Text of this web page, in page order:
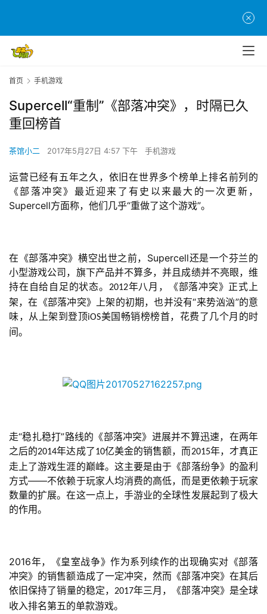
首
页
原
创
游
首页 手机游戏
Supercell“重制”《部落冲突》，时隔已久
重回榜首
茶馆小二 2017年5月27日 4:57 下午 手机游戏
运营已经有五年之久，依旧在世界多个榜单上排名前列的
《部落冲突》最近迎来了有史以来最大的一次更新，
Supercell方面称，他们几乎“重做了这个游戏”。
在《部落冲突》横空出世之前，Supercell还是一个芬兰的
小型游戏公司，旗下产品并不算多，并且成绩并不亮眼，维
持在自给自足的状态。
2012年八月，《部落冲突》正式上
架，在《部落冲突》上架的初期，也并没有“来势汹汹”的意
味，从上架到登顶iOS美国畅销榜榜首，花费了几个月的时
间。
走“稳扎稳打”路线的《部落冲突》进展并不算迅速，在两年
之后的2014年达成了10亿美金的销售额，而2015年，才真正
走上了游戏生涯的巅峰。这主要是由于《部落纷争》的盈利
方式——不依赖于玩家人均消费的高低，而是更依赖于玩家
数量的扩展。在这一点上，手游业的全球性发展起到了极大
的作用。
2016年，《皇室战争》作为系列续作的出现确实对《部落
冲突》的销售额造成了一定冲突，然而《部落冲突》在其后
依旧保持了销量的稳定，
2017年三月，《部落冲突》是全球
收入排名第五的单款游戏。